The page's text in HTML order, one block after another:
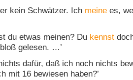
kein Schwätzer. Ich meine es,
du etwas meinen? Du kennst
gelesen. …’
dafür, daß ich noch nichts
mit 16 bewiesen haben?’